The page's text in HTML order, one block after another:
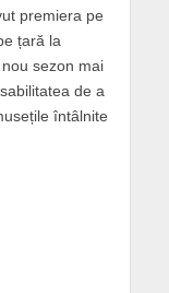
premiera pe
țară la
sezon mai
de a
întâlnite